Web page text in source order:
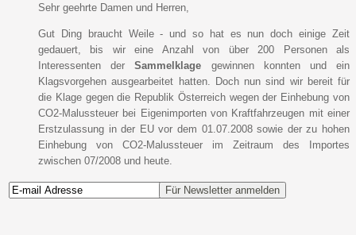
Sehr geehrte Damen und Herren,
Gut Ding braucht Weile - und so hat es nun doch einige Zeit
gedauert, bis wir eine Anzahl von über 200 Personen als
Interessenten derSammelklage gewinnen konnten und ein
Klagsvorgehen ausgearbeitet hatten. Doch nun sind wir bereit für
die Klage gegen die Republik Österreich wegen der Einhebung von
CO2-Malussteuer bei Eigenimporten von Kraftfahrzeugen mit einer
Erstzulassung in der EU vor dem 01.07.2008 sowie der zu hohen
Einhebung von CO2-Malussteuer im Zeitraum des Importes
zwischen 07/2008 und heute.